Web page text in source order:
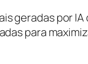
geradas por
para